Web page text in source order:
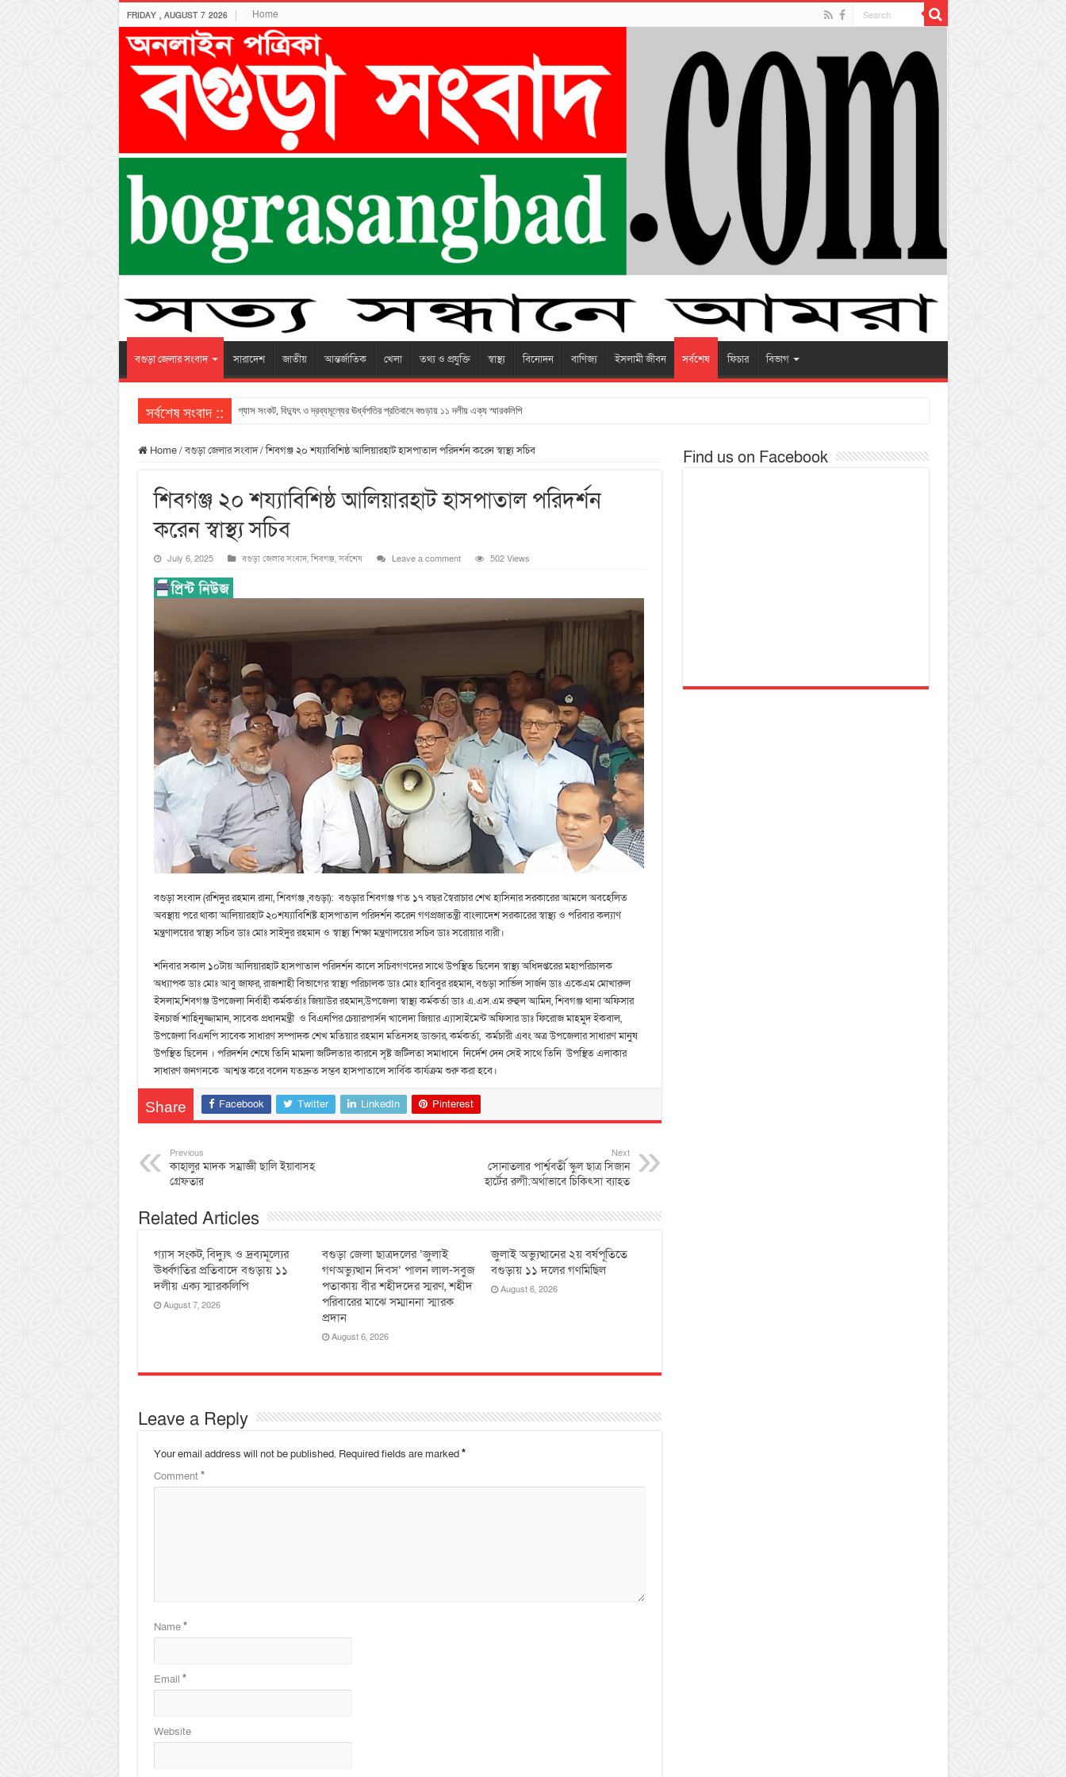
FRIDAY , AUGUST 7 2026 Home
বগুড়া জেলার সংবাদ সারাদেশ জাতীয় আন্তর্জাতিক খেলা তথ্য ও প্রযুক্তি স্বাস্থ্য বিনোদন বাণিজ্য ইসলামী জীবন সর্বশেষ ফিচার বিভাগ
সর্বশেষ সংবাদ :: গ্যাস সংকট, বিদ্যুৎ ও দ্রব্যমূল্যের ঊর্ধ্বগতির প্রতিবাদে বগুড়ায় ১১ দলীয় এক্য স্মারকলিপি
Home/বগুড়া জেলার সংবাদ/শিবগঞ্জ ২০ শয্যাবিশিষ্ঠ আলিয়ারহাট হাসপাতাল পরিদর্শন করেন স্বাস্থ্য সচিব
শিবগঞ্জ ২০ শয্যাবিশিষ্ঠ আলিয়ারহাট হাসপাতাল পরিদর্শন
করেন স্বাস্থ্য সচিব
July 6, 2025 বগুড়া জেলার সংবাদ,শিবগঞ্জ,সর্বশেষ Leave a comment 502 Views
বগুড়া সংবাদ (রশিদুর রহমান রানা, শিবগঞ্জ ,বগুড়া): বগুড়ার শিবগঞ্জ গত ১৭ বছর স্বৈরাচার শেখ হাসিনার সরকারের আমলে অবহেলিত
অবস্থায় পরে থাকা আলিয়ারহাট ২০শয্যাবিশিষ্ট হাসপাতাল পরিদর্শন করেন গণপ্রজাতন্ত্রী বাংলাদেশ সরকারের স্বাস্থ্য ও পরিবার কল্যাণ
মন্ত্রণালয়ের স্বাস্থ্য সচিব ডাঃ মোঃ সাইদুর রহমান ও স্বাস্থ্য শিক্ষা মন্ত্রণালয়ের সচিব ডাঃ সরোয়ার বারী।
শনিবার সকাল ১০টায় আলিয়ারহাট হাসপাতাল পরিদর্শন কালে সচিবগণদের সাথে উপস্থিত ছিলেন স্বাস্থ্য অধিদপ্তরের মহাপরিচালক
অধ্যাপক ডাঃ মোঃ আবু জাফর, রাজশাহী বিভাগের স্বাস্থ্য পরিচালক ডাঃ মোঃ হাবিবুর রহমান, বগুড়া সার্ভিল সার্জন ডাঃ একেএম মোখারুল
ইসলাম,শিবগঞ্জ উপজেলা নির্বাহী কর্মকর্তাঃ জিয়াউর রহমান,উপজেলা স্বাস্থ্য কর্মকর্তা ডাঃ এ.এস.এম রুহুল আমিন, শিবগঞ্জ থানা অফিসার
ইনচার্জ শাহিনুজ্জামান, সাবেক প্রধানমন্ত্রী ও বিএনপির চেয়ারপার্সন খালেদা জিয়ার এ্যাসাইমেন্ট অফিসার ডাঃ ফিরোজ মাহমুদ ইকবাল,
উপজেলা বিএনপি সাবেক সাধারণ সম্পাদক শেখ মতিয়ার রহমান মতিনসহ ডাক্তার, কর্মকর্তা, কর্মচারী এবং অত্র উপজেলার সাধারণ মানুষ
উপস্থিত ছিলেন । পরিদর্শন শেষে তিনি মামলা জটিলতার কারনে সৃষ্ট জটিলতা সমাধানে নির্দেশ দেন সেই সাথে তিনি উপস্থিত এলাকার
সাধারণ জনগনকে আশ্বস্ত করে বলেন যতদ্রুত সম্ভব হাসপাতালে সার্বিক কার্যক্রম শুরু করা হবে।
Share Facebook Twitter LinkedIn Pinterest
Previous
কাহালুর মাদক সম্রাজ্ঞী ছালি ইয়াবাসহ
গ্রেফতার
Next
সোনাতলার পার্শ্ববর্তী স্কুল ছাত্র সিজান
হার্টের রুগী:অর্থাভাবে চিকিৎসা ব্যাহত
Related Articles
গ্যাস সংকট, বিদ্যুৎ ও দ্রব্যমূল্যের
ঊর্ধ্বগতির প্রতিবাদে বগুড়ায় ১১
দলীয় এক্য স্মারকলিপি
August 7, 2026
বগুড়া জেলা ছাত্রদলের ‘জুলাই
গণঅভ্যুত্থান দিবস’ পালন লাল-সবুজ
পতাকায় বীর শহীদদের স্মরণ, শহীদ
পরিবারের মাঝে সম্মাননা স্মারক
প্রদান
August 6, 2026
জুলাই অভ্যুত্থানের ২য় বর্ষপূতিতে
বগুড়ায় ১১ দলের গণমিছিল
August 6, 2026
Leave a Reply
Your email address will not be published. Required fields are marked*
Comment*
Name*
Email *
Website
Find us on Facebook